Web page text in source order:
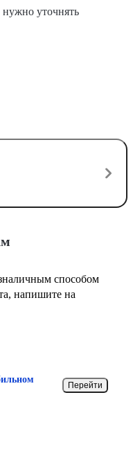
уточнять
способом
напишите на
Перейти